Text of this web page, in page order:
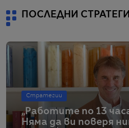
ПОСЛЕДНИ
Стратегии
„Работите по 13
Няма да ви поверя